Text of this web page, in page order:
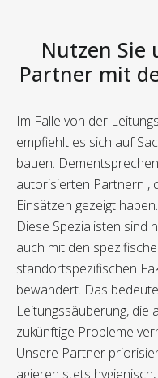
Nutzen Sie
Partner mit
Im Falle von der
empfiehlt es sich auf
bauen.
autorisierten Partnern ,
Einsätzen gezeigt haben.
Diese Spezialisten sind
auch mit den
standortspezifischen
bewandert. Das
Leitungssäuberung, die
zukünftige Probleme
Unsere Partner
agieren stets